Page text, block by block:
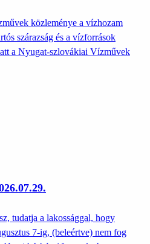
közleménye a vízhozam
szárazság és a vízforrások
a Nyugat-szlovákiai Vízművek
tudatja a lakossággal, hogy
7-ig, (beleértve) nem fog